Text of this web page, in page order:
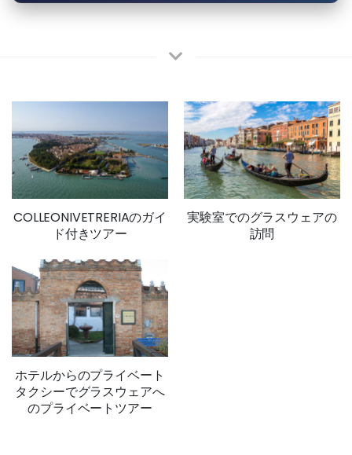
COLLEONIVETRERIAのガイ
ド付きツアー
実験室でのグラスウェアの
訪問
ホテルからのプライベート
タクシーでグラスウェアへ
のプライベートツアー